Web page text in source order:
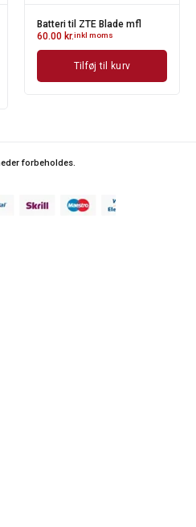
Batteri til ZTE Blade mfl
60.00 kr.inkl moms
Tilføj til kurv
forbeholdes.